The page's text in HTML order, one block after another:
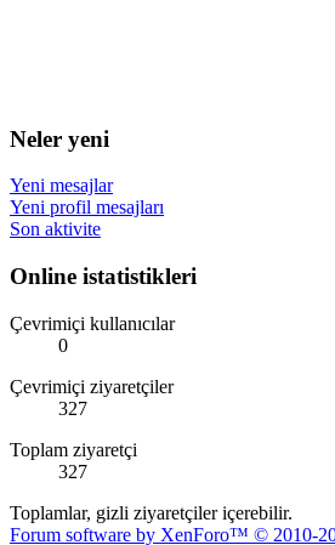
Neler yeni
Yeni mesajlar
Yeni profil mesajları
Son aktivite
Online istatistikleri
Çevrimiçi kullanıcılar
0
Çevrimiçi ziyaretçiler
327
Toplam ziyaretçi
327
Toplamlar, gizli ziyaretçiler içerebilir.
Forum software by XenForo™ © 2010-